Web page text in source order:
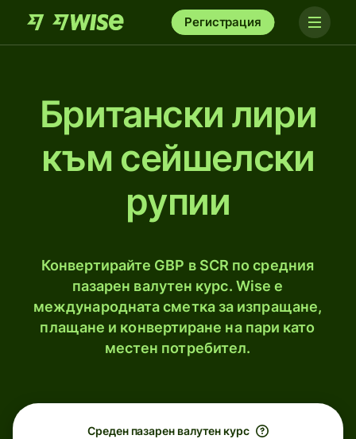
Регистрация
Британски лири
към сейшелски
рупии
Конвертирайте GBP в SCR по средния
пазарен валутен курс. Wise е
международната сметка за изпращане,
плащане и конвертиране на пари като
местен потребител.
Среден пазарен валутен курс